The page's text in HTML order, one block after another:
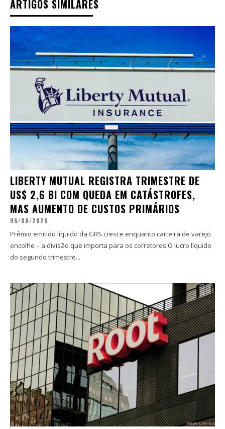
ARTIGOS SIMILARES
LIBERTY MUTUAL REGISTRA TRIMESTRE DE
US$ 2,6 BI COM QUEDA EM CATÁSTROFES,
MAS AUMENTO DE CUSTOS PRIMÁRIOS
06/08/2026
Prêmio emitido líquido da GRS cresce enquanto carteira de varejo
encolhe – a divisão que importa para os corretores O lucro líquido
do segundo trimestre...